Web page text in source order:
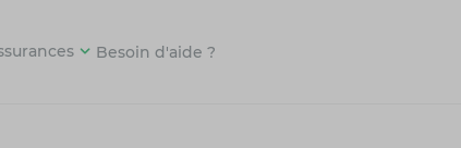
Besoin d'aide ?